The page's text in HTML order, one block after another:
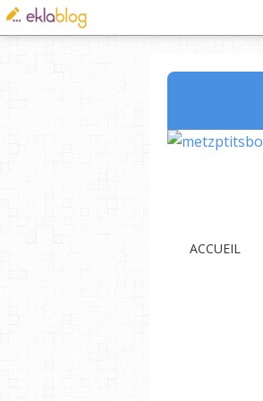
ACCUEIL